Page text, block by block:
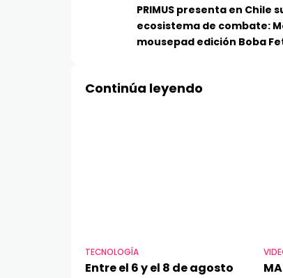
PRIMUS presenta en Chile
ecosistema de combate:
mousepad edición Boba
Continúa leyendo
TECNOLOGÍA
Entre el 6 y el 8 de agosto